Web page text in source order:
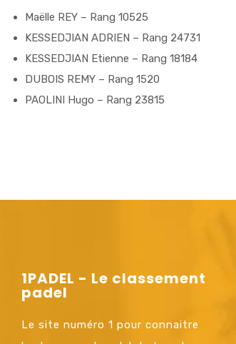
Maëlle REY – Rang 10525
KESSEDJIAN ADRIEN – Rang 24731
KESSEDJIAN Etienne – Rang 18184
DUBOIS REMY – Rang 1520
PAOLINI Hugo – Rang 23815
1PADEL - Le classement
padel
Le site numéro 1 pour connaitre